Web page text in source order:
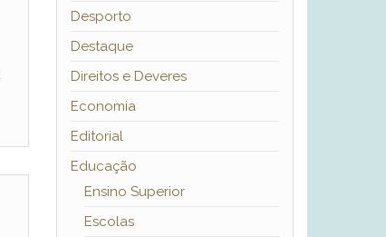
Desporto
Destaque
Direitos e Deveres
Economia
Editorial
Educação
Ensino Superior
Escolas